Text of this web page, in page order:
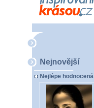
Nejnovější
Nejlépe hodnocená